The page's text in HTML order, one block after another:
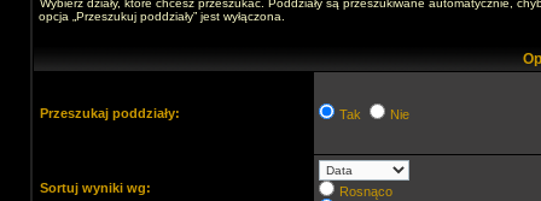
Wybierz działy, które chcesz przeszukać. Poddziały są przeszukiwane automatycznie,
opcja „Przeszukuj poddziały” jest wyłączona.
Przeszukaj poddziały: Tak Nie
Sortuj wyniki wg:
Rosnąco